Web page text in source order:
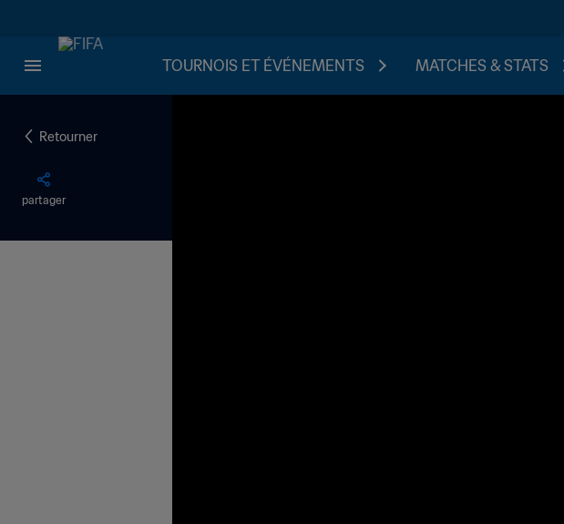
TOURNOIS ET ÉVÉNEMENTS MATCHES & STATS
Retourner
partager